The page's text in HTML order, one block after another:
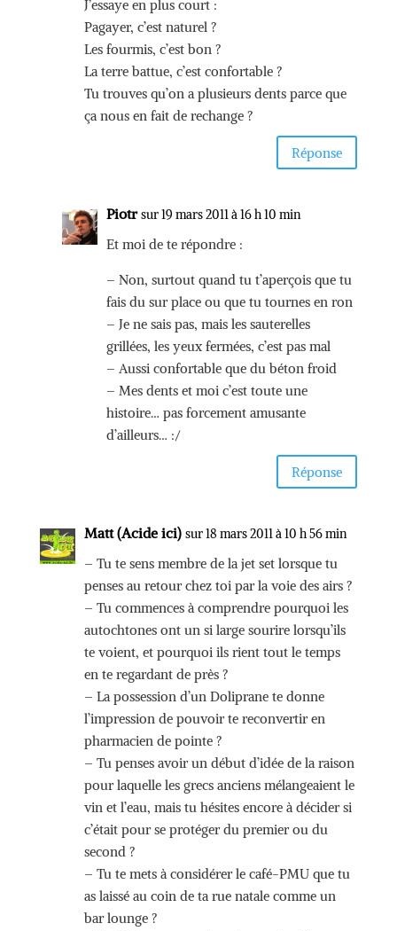
J’essaye en plus court :
Pagayer, c’est naturel ?
Les fourmis, c’est bon ?
La terre battue, c’est confortable ?
Tu trouves qu’on a plusieurs dents parce que
ça nous en fait de rechange ?
Réponse
Piotr sur 19 mars 2011 à 16 h 10 min
Et moi de te répondre :
– Non, surtout quand tu t’aperçois que tu
fais du sur place ou que tu tournes en ron
– Je ne sais pas, mais les sauterelles
grillées, les yeux fermées, c’est pas mal
– Aussi confortable que du béton froid
– Mes dents et moi c’est toute une
histoire… pas forcement amusante
d’ailleurs… :/
Réponse
Matt (Acide ici) sur 18 mars 2011 à 10 h 56 min
– Tu te sens membre de la jet set lorsque tu
penses au retour chez toi par la voie des airs ?
– Tu commences à comprendre pourquoi les
autochtones ont un si large sourire lorsqu’ils
te voient, et pourquoi ils rient tout le temps
en te regardant de près ?
– La possession d’un Doliprane te donne
l’impression de pouvoir te reconvertir en
pharmacien de pointe ?
– Tu penses avoir un début d’idée de la raison
pour laquelle les grecs anciens mélangeaient le
vin et l’eau, mais tu hésites encore à décider si
c’était pour se protéger du premier ou du
second ?
– Tu te mets à considérer le café-PMU que tu
as laissé au coin de ta rue natale comme un
bar lounge ?